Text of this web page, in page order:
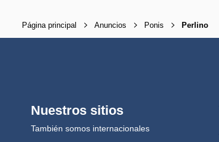
Página principal Anuncios Ponis Perlino
Nuestros sitios
También somos internacionales